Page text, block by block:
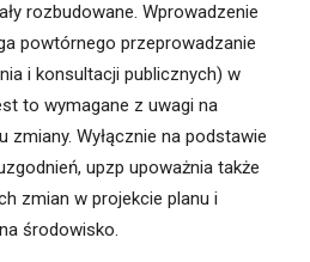
rozbudowane. Wprowadzenie
powtórnego przeprowadzanie
i konsultacji publicznych) w
to wymagane z uwagi na
Wyłącznie na podstawie
upzp upoważnia także
zmian w projekcie planu i
środowisko.